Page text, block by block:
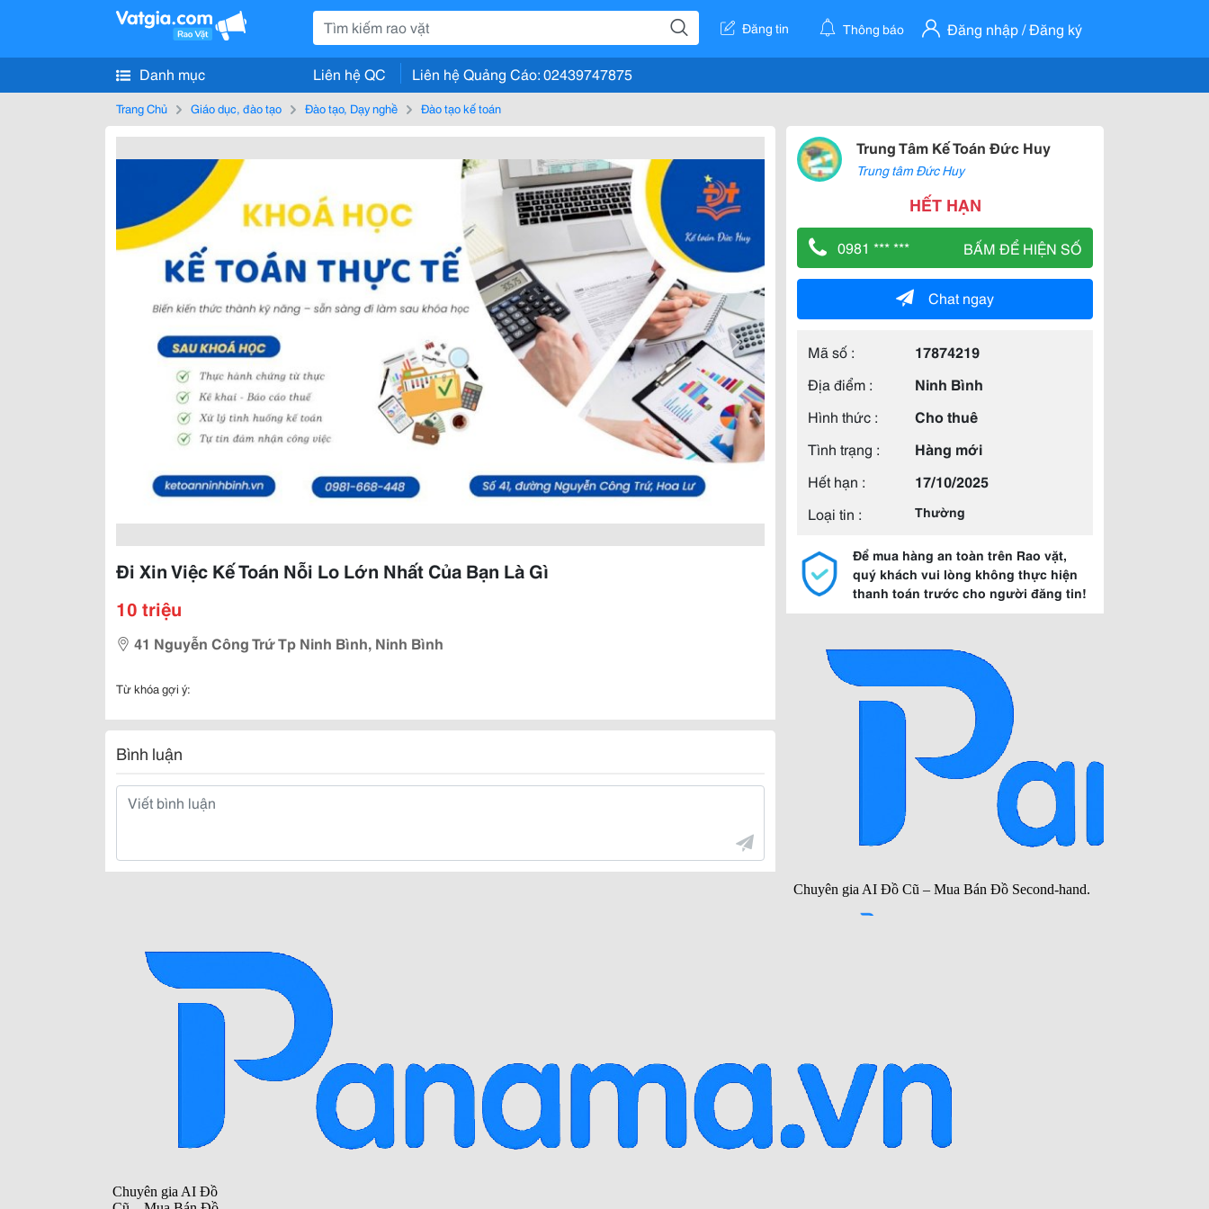
Đăng tin Thông báo Đăng nhập / Đăng ký
Danh mục Liên hệ QC Liên hệ Quảng Cáo: 02439747875
Trang Chủ Giáo dục, đào tạo Đào tạo, Dạy nghề Đào tạo kế toán
Đi Xin Việc Kế Toán Nỗi Lo Lớn Nhất Của Bạn Là Gì
10 triệu
41 Nguyễn Công Trứ Tp Ninh Bình, Ninh Bình
Từ khóa gợi ý:
Bình luận
Trung Tâm Kế Toán Đức Huy
Trung tâm Đức Huy
HẾT HẠN
0981 *** *** BẤM ĐỂ HIỆN SỐ
Chat ngay
Mã số :
17874219
Địa điểm :
Ninh Bình
Hình thức :
Cho thuê
Tình trạng :
Hàng mới
Hết hạn :
17/10/2025
Loại tin :
Thường
Để mua hàng an toàn trên Rao vặt,
quý khách vui lòng không thực hiện
thanh toán trước cho người đăng tin!